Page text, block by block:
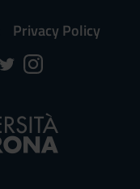
Privacy Policy